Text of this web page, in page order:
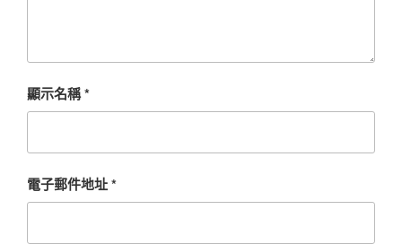
顯示名稱*
電子郵件地址*